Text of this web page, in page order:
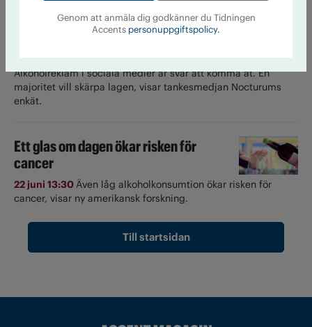
Så tycker partierna om
alkoholreklamen
23 juni 14:20Lagstiftningen har inte hängt med.
Alkoholreklam i sociala medier är svår att komma åt. En
majoritet vill skärpa lagen, visar tankesmedjan Nocturums
enkät.
Ett glas om dagen ökar risken för
cancer
22 juni 13:30Även låg alkoholkonsumtion ökar risken för
cancer, visar ny amerikansk forskning.
Till startsidan
Genom att anmäla dig godkänner du Tidningen
Accents personuppgiftspolicy.